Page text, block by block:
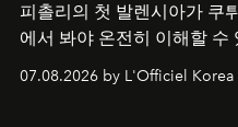
피촐리의 첫 발렌시아가 쿠
에서 봐야 온전히 이해할 수
07.08.2026 by L'Officiel Korea